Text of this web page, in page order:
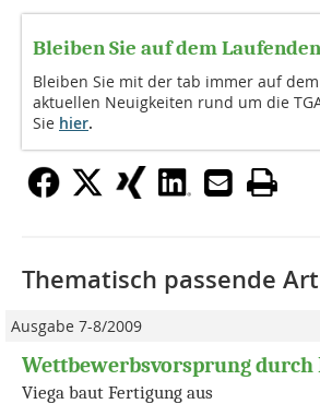
Bleiben Sie auf dem Laufenden
Bleiben Sie mit der tab immer auf
aktuellen Neuigkeiten rund um die
Sie hier.
Thematisch passende
Ausgabe 7-8/2009
Wettbewerbsvorsprung
Viega baut Fertigung aus